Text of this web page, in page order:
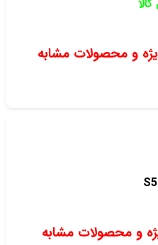
و محصولات مشابه
و محصولات مشابه